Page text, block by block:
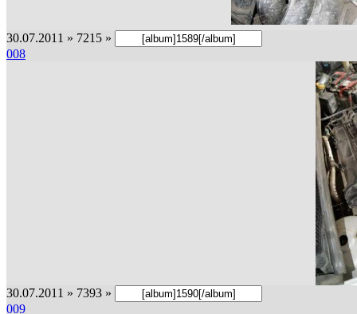
30.07.2011 » 7215 »
008
30.07.2011 » 7393 »
009